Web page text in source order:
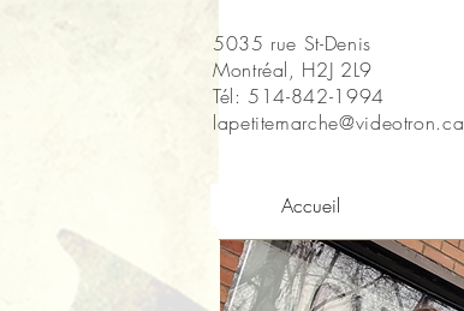
5035 rue St-Denis
Montréal, H2J 2L9
Tél: 514-842-1994
lapetitemarche@videotron.ca
Accueil